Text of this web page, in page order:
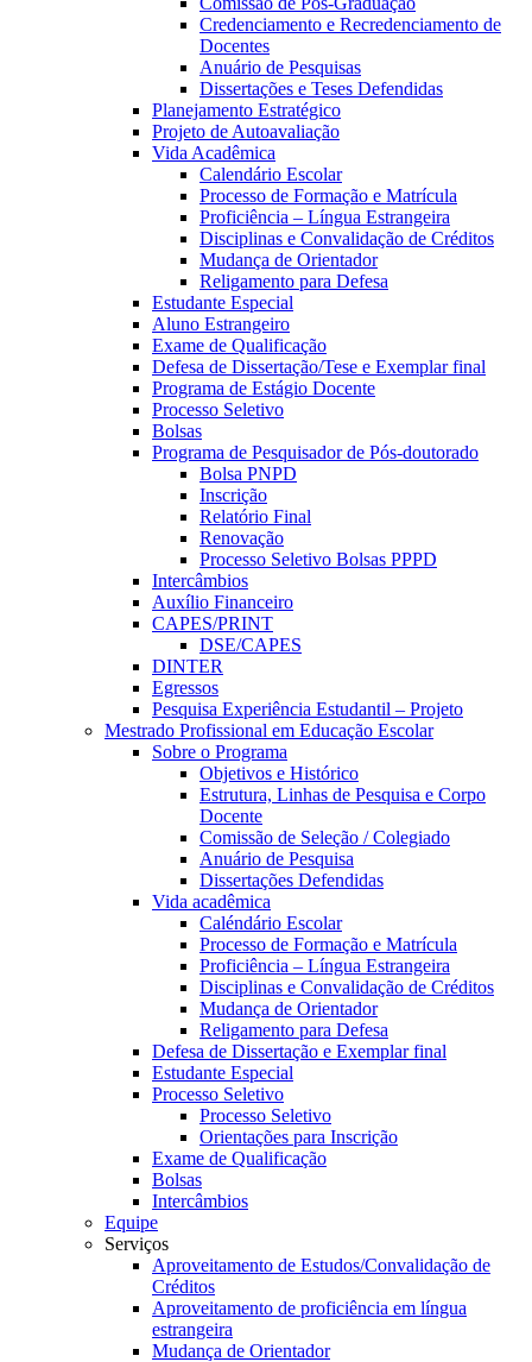
Credenciamento e Recredenciamento de
Docentes
Anuário de Pesquisas
Dissertações e Teses Defendidas
Planejamento Estratégico
Projeto de Autoavaliação
Vida Acadêmica
Calendário Escolar
Processo de Formação e Matrícula
Proficiência – Língua Estrangeira
Disciplinas e Convalidação de Créditos
Mudança de Orientador
Religamento para Defesa
Estudante Especial
Aluno Estrangeiro
Exame de Qualificação
Defesa de Dissertação/Tese e Exemplar final
Programa de Estágio Docente
Processo Seletivo
Bolsas
Programa de Pesquisador de Pós-doutorado
Bolsa PNPD
Inscrição
Relatório Final
Renovação
Processo Seletivo Bolsas PPPD
Intercâmbios
Auxílio Financeiro
CAPES/PRINT
DSE/CAPES
DINTER
Egressos
Pesquisa Experiência Estudantil – Projeto
Mestrado Profissional em Educação Escolar
Sobre o Programa
Objetivos e Histórico
Estrutura, Linhas de Pesquisa e Corpo
Docente
Comissão de Seleção / Colegiado
Anuário de Pesquisa
Dissertações Defendidas
Vida acadêmica
Caléndário Escolar
Processo de Formação e Matrícula
Proficiência – Língua Estrangeira
Disciplinas e Convalidação de Créditos
Mudança de Orientador
Religamento para Defesa
Defesa de Dissertação e Exemplar final
Estudante Especial
Processo Seletivo
Processo Seletivo
Orientações para Inscrição
Exame de Qualificação
Bolsas
Intercâmbios
Equipe
Serviços
Aproveitamento de Estudos/Convalidação de
Créditos
Aproveitamento de proficiência em língua
estrangeira
Mudança de Orientador